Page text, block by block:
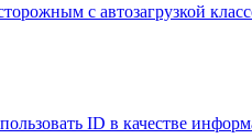
с автозагрузкой
ID в качестве